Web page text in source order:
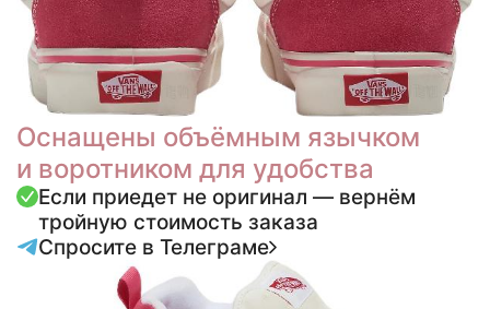
Оснащены объёмным язычком
и воротником для удобства
Если приедет не оригинал — вернём
тройную стоимость заказа
Спросите в Телеграме